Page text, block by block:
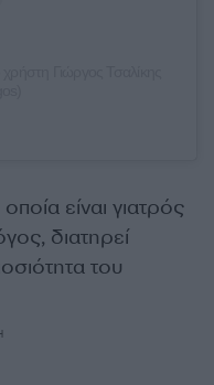
είναι γιατρός
διατηρεί
του